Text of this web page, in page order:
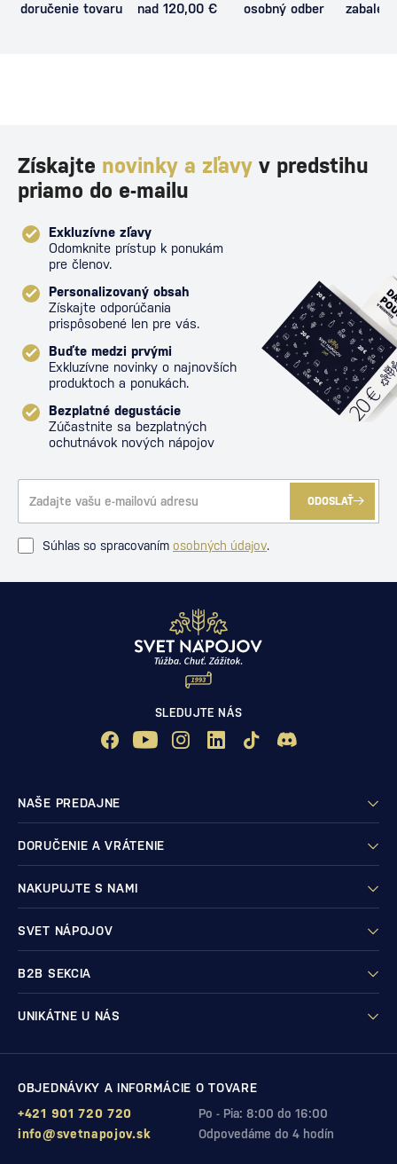
doručenie tovaru
nad 120,00 €
osobný odber
Získajte novinky a zľavy v predstihu
priamo do e-mailu
Exkluzívne zľavy
Odomknite prístup k ponukám
pre členov.
Personalizovaný obsah
Získajte odporúčania
prispôsobené len pre vás.
Buďte medzi prvými
Exkluzívne novinky o najnovších
produktoch a ponukách.
Bezplatné degustácie
Zúčastnite sa bezplatných
ochutnávok nových nápojov
ODOSLAŤ
Súhlas so spracovaním osobných údajov.
SLEDUJTE NÁS
NAŠE PREDAJNE
DORUČENIE A VRÁTENIE
NAKUPUJTE S NAMI
SVET NÁPOJOV
B2B SEKCIA
UNIKÁTNE U NÁS
OBJEDNÁVKY A INFORMÁCIE O TOVARE
Po - Pia: 8:00 do 16:00
+421 901 720 720
Odpovedáme do 4 hodín
info@svetnapojov.sk